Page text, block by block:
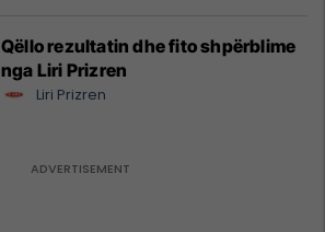
Qëllo rezultatin dhe fito shpërblime
nga Liri Prizren
Liri Prizren